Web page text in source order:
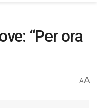
“Per ora
AA